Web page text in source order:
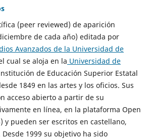
(peer reviewed) de aparición
de cada año) editada por
Avanzados de la Universidad de
cual se aloja en la Universidad de
de Educación Superior Estatal
1849 en las artes y los oficios. Sus
acceso abierto a partir de su
en línea, en la plataforma Open
y pueden ser escritos en castellano,
1999 su objetivo ha sido